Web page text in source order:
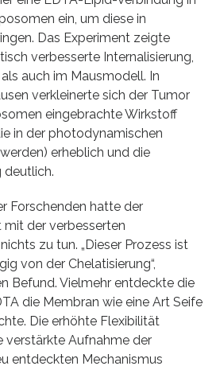
ein, um diese in
Das Experiment zeigte
verbesserte Internalisierung,
auch im Mausmodell. In
verkleinerte sich der Tumor
eingebrachte Wirkstoff
in der photodynamischen
erheblich und die
deutlich.
Forschenden hatte der
mit der verbesserten
zu tun. „Dieser Prozess ist
von der Chelatisierung“,
Befund. Vielmehr entdeckte die
die Membran wie eine Art Seife
Die erhöhte Flexibilität
verstärkte Aufnahme der
entdeckten Mechanismus